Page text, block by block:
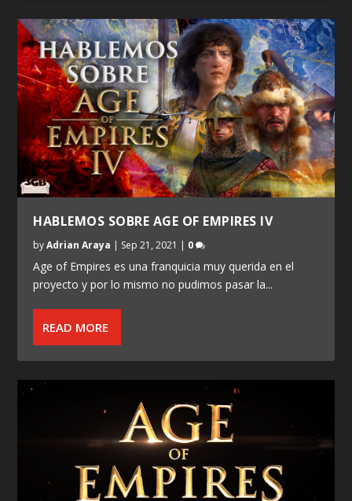
HABLEMOS SOBRE AGE OF EMPIRES IV
byAdrian Araya | Sep 21, 2021 | 0
Age of Empires es una franquicia muy querida en el
proyecto y por lo mismo no pudimos pasar la...
READ MORE